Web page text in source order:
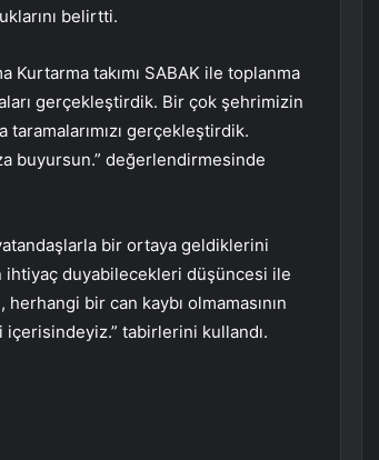
belirtti.
takımı SABAK ile toplanma
gerçekleştirdik. Bir çok şehrimizin
gerçekleştirdik.
buyursun.” değerlendirmesinde
bir ortaya geldiklerini
duyabilecekleri düşüncesi ile
bir can kaybı olmamasının
tabirlerini kullandı.